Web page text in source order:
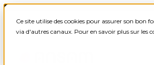
Ce site utilise des cookies pour assurer son
via d'autres canaux. Pour en savoir plus sur les